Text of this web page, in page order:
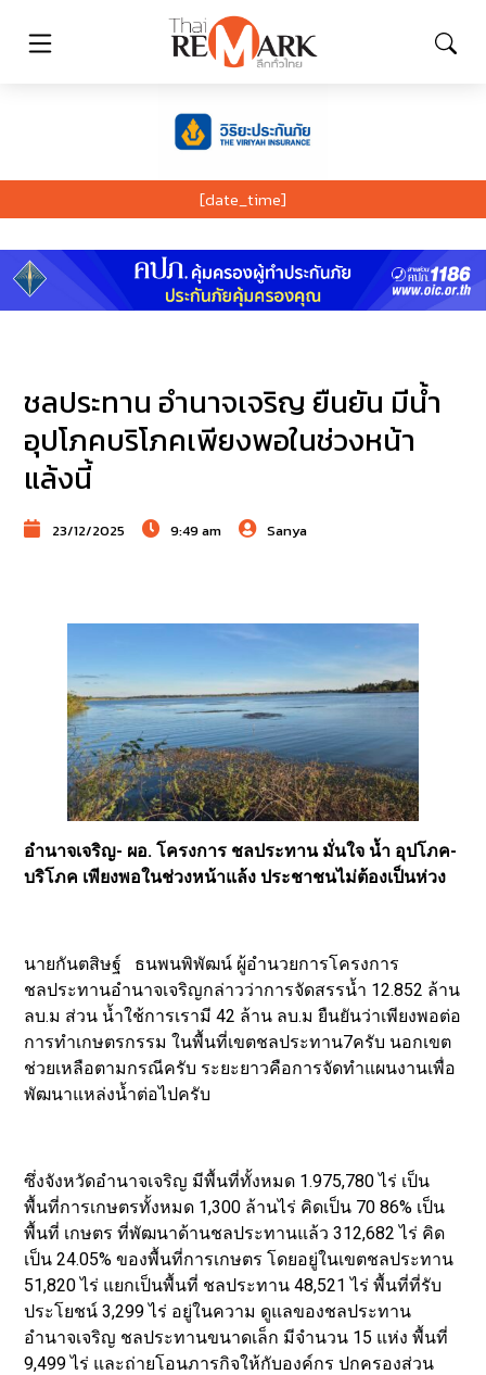
[date_time]
ชลประทาน อำนาจเจริญ ยืนยัน มีน้ำ
อุปโภคบริโภคเพียงพอในช่วงหน้า
แล้งนี้
23/12/2025 9:49 am Sanya
อำนาจเจริญ- ผอ. โครงการ ชลประทาน มั่นใจ น้ำ อุปโภค-
บริโภค เพียงพอในช่วงหน้าแล้ง ประชาชนไม่ต้องเป็นห่วง
นายกันตสิษฐ์ ธนพนพิพัฒน์ ผู้อำนวยการโครงการ
ชลประทานอำนาจเจริญกล่าวว่าการจัดสรรน้ำ 12.852 ล้าน
ลบ.ม ส่วน น้ำใช้การเรามี 42 ล้าน ลบ.ม ยืนยันว่าเพียงพอต่อ
การทำเกษตรกรรม ในพื้นที่เขตชลประทาน7ครับ นอกเขต
ช่วยเหลือตามกรณีครับ ระยะยาวคือการจัดทำแผนงานเพื่อ
พัฒนาแหล่งน้ำต่อไปครับ
ซึ่งจังหวัดอำนาจเจริญ มีพื้นที่ทั้งหมด 1.975,780 ไร่ เป็น
พื้นที่การเกษตรทั้งหมด 1,300 ล้านไร่ คิดเป็น 70 86% เป็น
พื้นที่ เกษตร ที่พัฒนาด้านชลประทานแล้ว 312,682 ไร่ คิด
เป็น 24.05% ของพื้นที่การเกษตร โดยอยู่ในเขตชลประทาน
51,820 ไร่ แยกเป็นพื้นที่ ชลประทาน 48,521 ไร่ พื้นที่ที่รับ
ประโยชน์ 3,299 ไร่ อยู่ในความ ดูแลของชลประทาน
อำนาจเจริญ ชลประทานขนาดเล็ก มีจำนวน 15 แห่ง พื้นที่
9,499 ไร่ และถ่ายโอนภารกิจให้กับองค์กร ปกครองส่วน